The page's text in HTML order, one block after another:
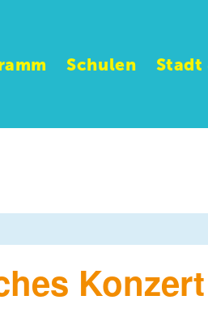
Schulen Stadt